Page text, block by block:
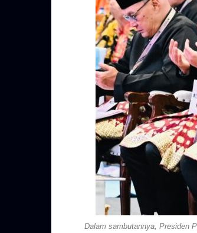
Dalam sambutannya, Presiden